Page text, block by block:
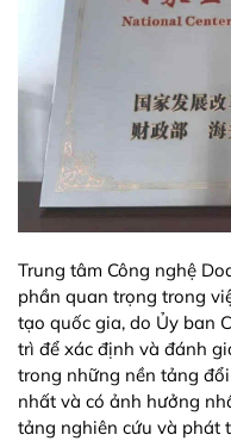
Trung tâm Công nghệ
phần quan trọng trong
tạo quốc gia, do Ủy ban
trì để xác định và đánh
trong những nền tảng
nhất và có ảnh hưởng
tảng nghiên cứu và phát